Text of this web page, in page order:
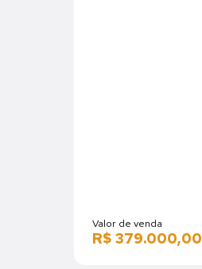
Valor de venda
R$ 379.000,00